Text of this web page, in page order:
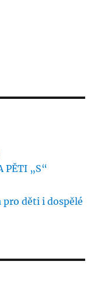
PĚTI „S“
děti i dospělé